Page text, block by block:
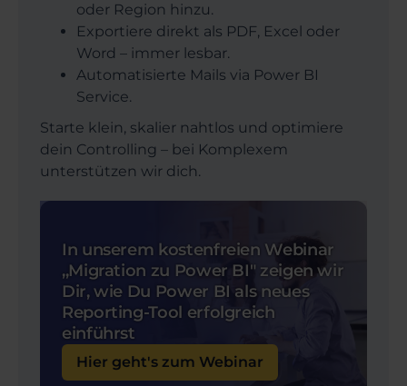
oder Region hinzu.
Exportiere direkt als PDF, Excel oder
Word – immer lesbar.
Automatisierte Mails via Power BI
Service.
Starte klein, skalier nahtlos und optimiere
dein Controlling – bei Komplexem
unterstützen wir dich.
In unserem kostenfreien Webinar
,,Migration zu Power BI" zeigen wir
Dir, wie Du Power BI als neues
Reporting-Tool erfolgreich
einführst
Hier geht's zum Webinar